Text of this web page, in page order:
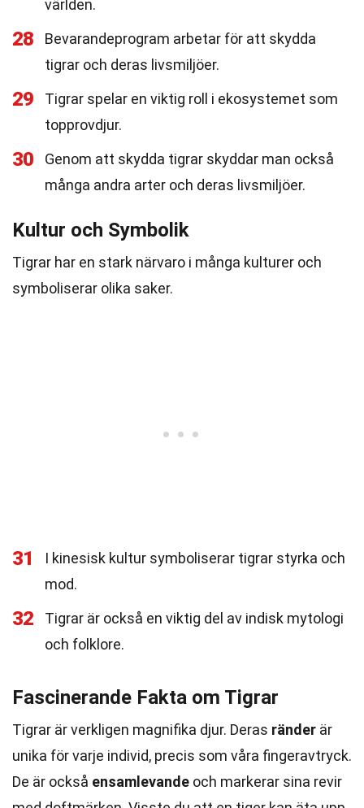
världen.
28
Bevarandeprogram arbetar för att skydda
tigrar och deras livsmiljöer.
29
Tigrar spelar en viktig roll i ekosystemet som
topprovdjur.
30
Genom att skydda tigrar skyddar man också
många andra arter och deras livsmiljöer.
Kultur och Symbolik
Tigrar har en stark närvaro i många kulturer och
symboliserar olika saker.
31
I kinesisk kultur symboliserar tigrar styrka och
mod.
32
Tigrar är också en viktig del av indisk mytologi
och folklore.
Fascinerande Fakta om Tigrar
Tigrar är verkligen magnifika djur. Deras ränder är
unika för varje individ, precis som våra fingeravtryck.
De är också ensamlevande och markerar sina revir